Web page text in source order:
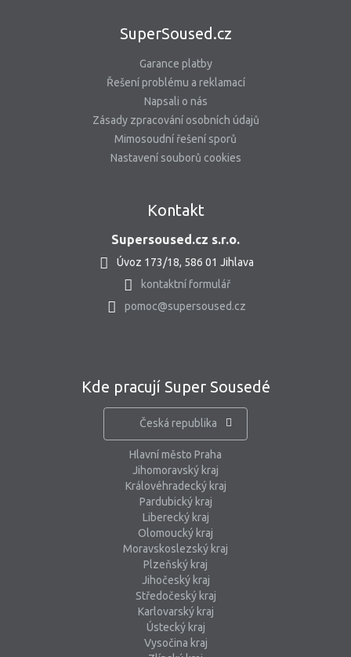
SuperSoused.cz
Garance platby
Řešení problému a reklamací
Napsali o nás
Zásady zpracování osobních údajů
Mimosoudní řešení sporů
Nastavení souborů cookies
Kontakt
Supersoused.cz s.r.o.
Úvoz 173/18, 586 01 Jihlava
kontaktní formulář
pomoc@supersoused.cz
Kde pracují Super Sousedé
Česká republika
Hlavní město Praha
Jihomoravský kraj
Královéhradecký kraj
Pardubický kraj
Liberecký kraj
Olomoucký kraj
Moravskoslezský kraj
Plzeňský kraj
Jihočeský kraj
Středočeský kraj
Karlovarský kraj
Ústecký kraj
Vysočina kraj